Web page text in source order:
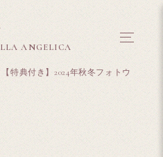
ANGELICA
【特典付き】2024年秋冬フォトウ